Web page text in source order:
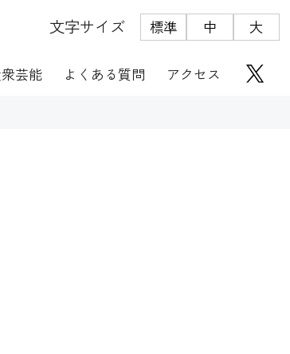
文字サイズ 標準 中 大
芸能 よくある質問 アクセス